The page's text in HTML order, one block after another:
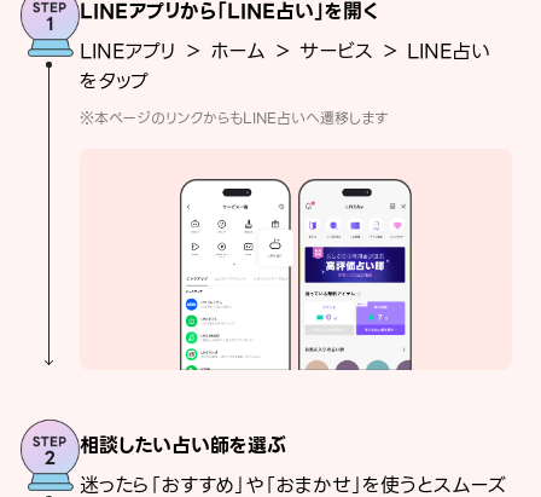
LINEアプリから「LINE占い」を開く
LINEアプリ ＞ ホーム ＞ サービス ＞ LINE占い
をタップ
※本ページのリンクからもLINE占いへ遷移します
相談したい占い師を選ぶ
迷ったら「おすすめ」や「おまかせ」を使うとスムーズ